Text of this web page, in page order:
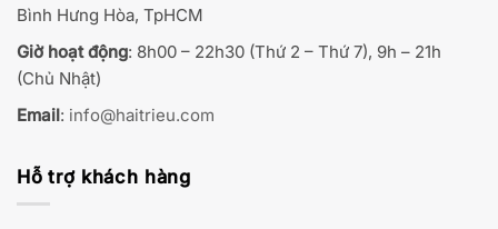
Bình Hưng Hòa, TpHCM
Giờ hoạt động: 8h00 – 22h30 (Thứ 2 – Thứ 7), 9h – 21h
(Chủ Nhật)
Email: info@haitrieu.com
Hỗ trợ khách hàng